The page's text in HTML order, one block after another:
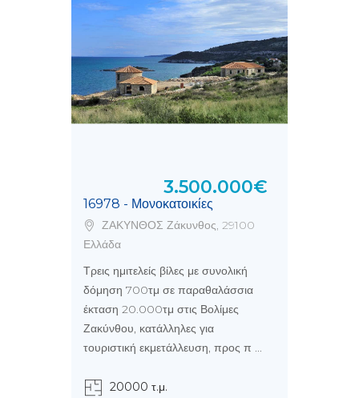
16978 - Μονοκατοικίες
3.500.000€
ΖΑΚΥΝΘΟΣ Ζάκυνθος, 29100
Ελλάδα
Τρεις ημιτελείς βίλες με συνολική
δόμηση 700τμ σε παραθαλάσσια
έκταση 20.000τμ στις Βολίμες
Ζακύνθου, κατάλληλες για
τουριστική εκμετάλλευση, προς π ...
20000 τ.μ.